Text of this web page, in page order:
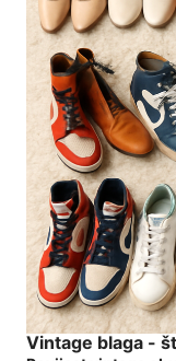
Vintage blaga -